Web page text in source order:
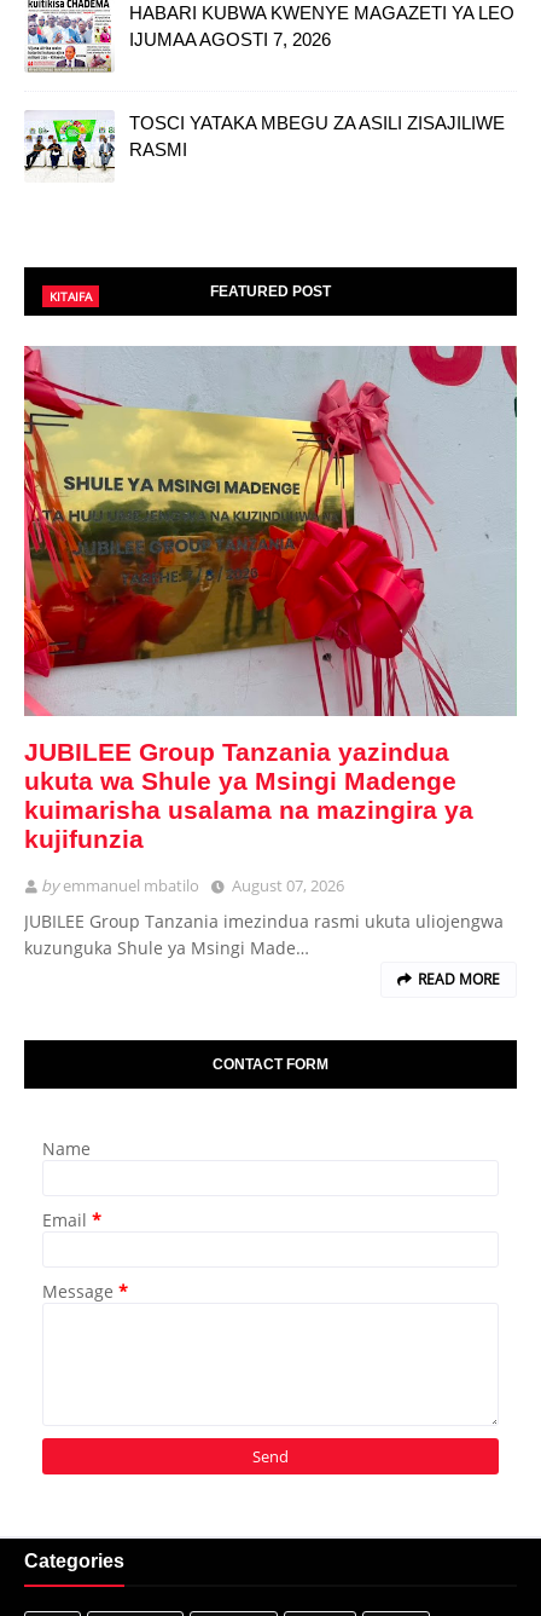
HABARI KUBWA KWENYE MAGAZETI YA LEO
IJUMAA AGOSTI 7, 2026
TOSCI YATAKA MBEGU ZA ASILI ZISAJILIWE
RASMI
FEATURED POST
KITAIFA
JUBILEE Group Tanzania yazindua
ukuta wa Shule ya Msingi Madenge
kuimarisha usalama na mazingira ya
kujifunzia
byemmanuel mbatilo August 07, 2026
JUBILEE Group Tanzania imezindua rasmi ukuta uliojengwa
kuzunguka Shule ya Msingi Made…
READ MORE
CONTACT FORM
Name
Email *
Message *
Categories